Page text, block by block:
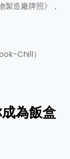
製造廠牌照》，
Chill）
為飯盒